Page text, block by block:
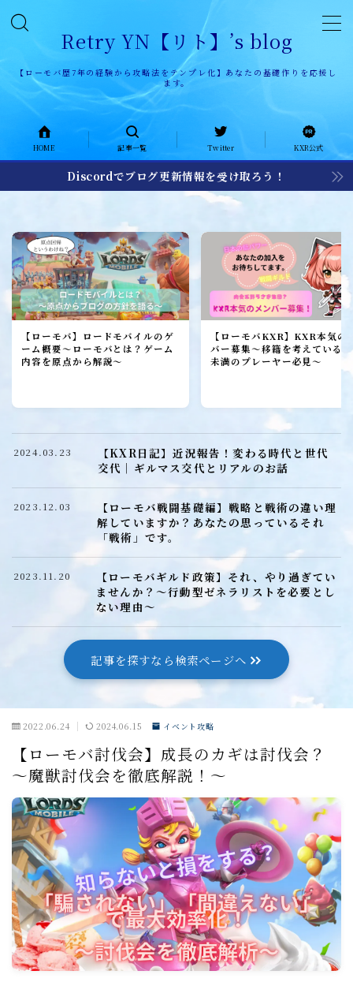
Retry YN【リト】’s blog
【ローモバ歴7年の経験から攻略法をテンプレ化】あなたの基礎作りを応援し
ます。
HOME
記事一覧
KXR history
KXR日記
メンバー募集
加入者レポート
ローモバ攻略
建設
研究
ローモバ戦闘編
戦闘基礎編
戦闘防衛編
戦闘攻撃編
戦闘応用編
戦闘小ネタ編
ギルド運営
ギルド政策
ルール
コミュニケーション
募集戦略
外交戦略編
イベント攻略
HOME 記事一覧 Twitter KXR公式
Discordでブログ更新情報を受け取ろう！
【ローモバ】ロードモバイルのゲ
ーム概要～ローモバとは？ゲーム
内容を原点から解説～
【ローモバKXR】KXR本気の
バー募集～移籍を考えている
未満のプレーヤー必見～
【KXR日記】近況報告！変わる時代と世代
交代｜ギルマス交代とリアルのお話
2024.03.23
【ローモバ戦闘基礎編】戦略と戦術の違い理
解していますか？あなたの思っているそれ
「戦術」です。
2023.12.03
【ローモバギルド政策】それ、やり過ぎてい
ませんか？～行動型ゼネラリストを必要とし
ない理由～
2023.11.20
記事を探すなら検索ページへ
2022.06.24 2024.06.15 イベント攻略
【ローモバ討伐会】成長のカギは討伐会？
～魔獣討伐会を徹底解説！～